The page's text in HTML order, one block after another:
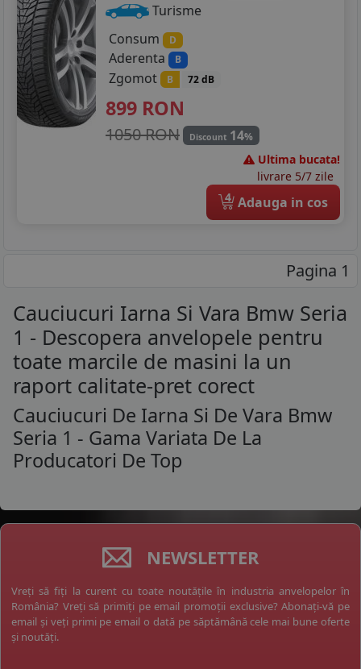
Turisme
Consum
D
Aderenta B
Zgomot B 72 dB
899 RON
1050 RON Discount 14%
Ultima bucata!
livrare 5/7 zile
4 Adauga in cos
Pagina 1
Cauciucuri Iarna Si Vara Bmw Seria
1 - Descopera anvelopele pentru
toate marcile de masini la un
raport calitate-pret corect
Cauciucuri De Iarna Si De Vara Bmw
Seria 1 - Gama Variata De La
Producatori De Top
NEWSLETTER
Vreți să fiți la curent cu toate noutățile în industria anvelopelor în
România? Vreți să primiți pe email promoții exclusive? Abonați-vă pe
email și veți primi pe email o dată pe săptămână cele mai bune oferte
și noutăți.